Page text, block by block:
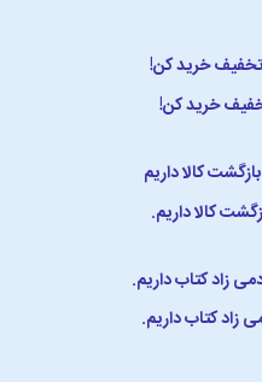
خرید کن!
کالا داریم.
زاد کتاب داریم.